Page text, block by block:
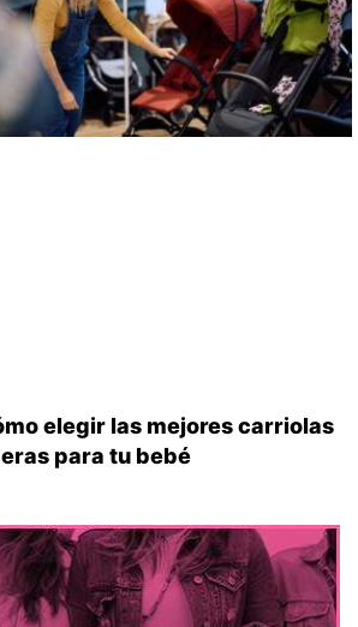
elegir las mejores carriolas
para tu bebé